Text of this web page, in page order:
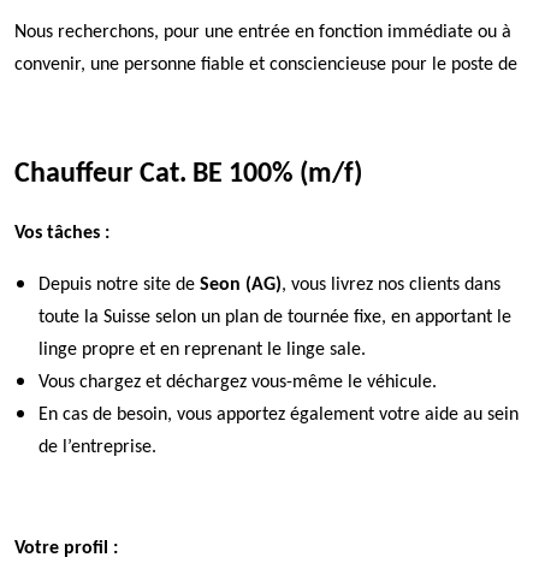
Nous recherchons, pour une entrée en fonction immédiate ou à
convenir, une personne fiable et consciencieuse pour le poste de
Chauffeur Cat. BE 100% (m/f)
Vos tâches :
Depuis notre site de Seon (AG), vous livrez nos clients dans
toute la Suisse selon un plan de tournée fixe, en apportant le
linge propre et en reprenant le linge sale.
Vous chargez et déchargez vous-même le véhicule.
En cas de besoin, vous apportez également votre aide au sein
de l’entreprise.
Votre profil :